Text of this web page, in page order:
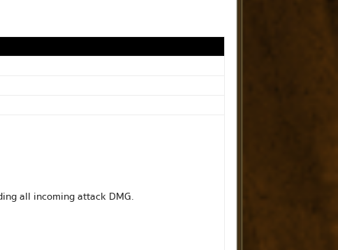
all incoming attack DMG.